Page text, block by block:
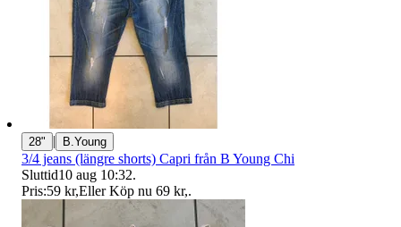
28" | B.Young
3/4 jeans (längre shorts) Capri från B Young Chi
Sluttid10 aug 10:32.
Pris:59 kr,Eller Köp nu 69 kr,.